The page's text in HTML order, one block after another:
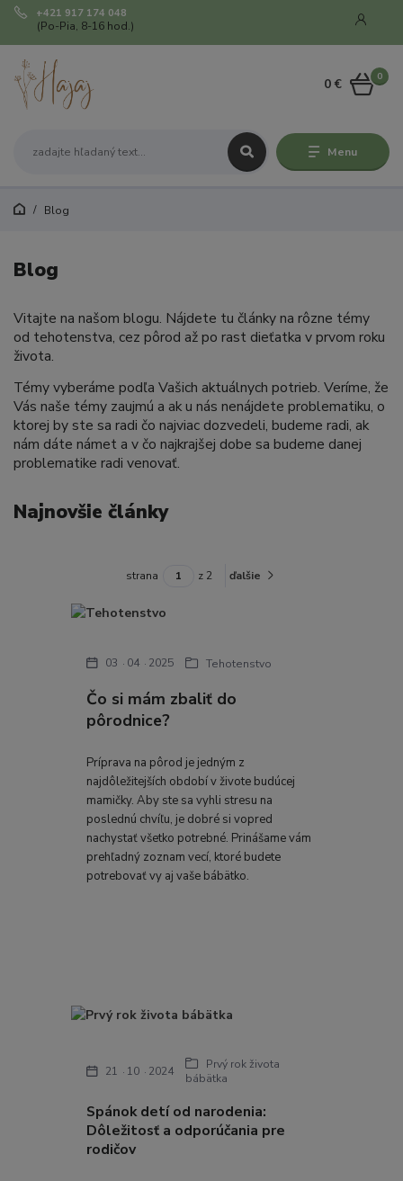
Menu
+421 917 174 048
(Po-Pia, 8-16 hod.)
0
0 €
Blog
Blog
Vitajte na našom blogu. Nájdete tu články na rôzne témy
od tehotenstva, cez pôrod až po rast dieťatka v prvom roku
života.
Témy vyberáme podľa Vašich aktuálnych potrieb. Veríme, že
Vás naše témy zaujmú a ak u nás nenájdete problematiku, o
ktorej by ste sa radi čo najviac dozvedeli, budeme radi, ak
nám dáte námet a v čo najkrajšej dobe sa budeme danej
problematike radi venovať.
Najnovšie články
strana z 2 ďalšie
Čo si mám zbaliť do
pôrodnice?
03 04 2025 Tehotenstvo
Príprava na pôrod je jedným z
najdôležitejších období v živote budúcej
mamičky. Aby ste sa vyhli stresu na
poslednú chvíľu, je dobré si vopred
nachystať všetko potrebné. Prinášame vám
prehľadný zoznam vecí, ktoré budete
potrebovať vy aj vaše bábätko.
Spánok detí od narodenia:
Dôležitosť a odporúčania pre
rodičov
21 10 2024
Prvý rok života
bábätka